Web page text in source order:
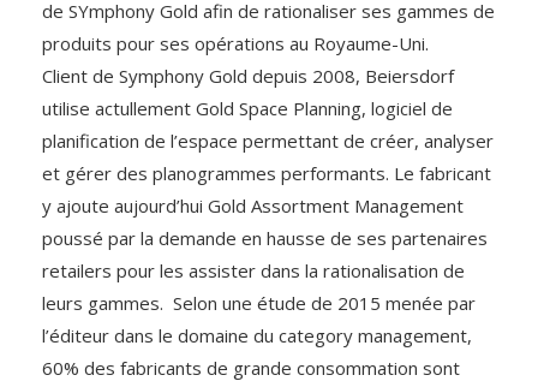
de SYmphony Gold afin de rationaliser ses gammes de
produits pour ses opérations au Royaume-Uni.
Client de Symphony Gold depuis 2008, Beiersdorf
utilise actullement Gold Space Planning, logiciel de
planification de l’espace permettant de créer, analyser
et gérer des planogrammes performants. Le fabricant
y ajoute aujourd’hui Gold Assortment Management
poussé par la demande en hausse de ses partenaires
retailers pour les assister dans la rationalisation de
leurs gammes. Selon une étude de 2015 menée par
l’éditeur dans le domaine du category management,
60% des fabricants de grande consommation sont